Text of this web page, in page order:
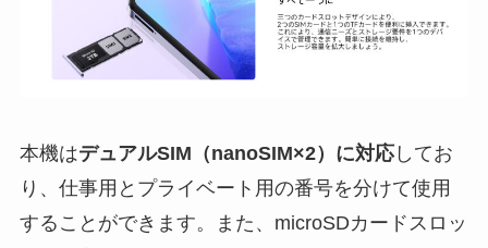
本機はデュアルSIM（nanoSIM×2）に対応してお
り、仕事用とプライベート用の番号を分けて使用
することができます。また、microSDカードスロッ